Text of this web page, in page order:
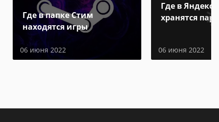
Где в папке Стим
находятся игры
06 июня 2022
Где в Яндекс
хранятся
06 июня 2022